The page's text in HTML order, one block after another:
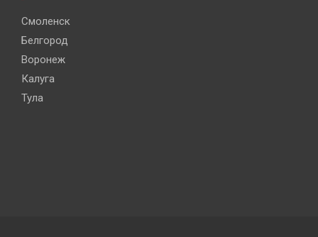
Смоленск
Белгород
Воронеж
Калуга
Тула